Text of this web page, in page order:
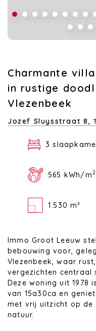
Charmante
in rustige
Vlezenbeek
Jozef Sluysstraat 8,
3
565 kWh/m2
1.530 m²
Immo Groot Leeuw
bebouwing voor,
Vlezenbeek, waar
vergezichten centraal
Deze woning uit 1978
van 15a30ca en
met vrij uitzicht op de
natuur.